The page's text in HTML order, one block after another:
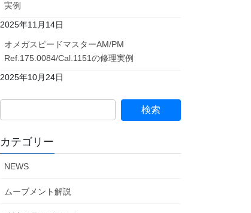
実例
2025年11月14日
オメガスピードマスターAM/PM
Ref.175.0084/Cal.1151の修理実例
2025年10月24日
カテゴリー
NEWS
ムーブメント解説